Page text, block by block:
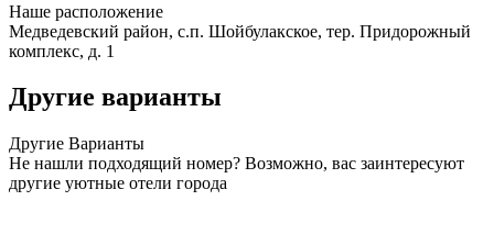
Наше расположение
Медведевский район, с.п. Шойбулакское, тер. Придорожный
комплекс, д. 1
Другие варианты
Другие Варианты
Не нашли подходящий номер? Возможно, вас заинтересуют
другие уютные отели города